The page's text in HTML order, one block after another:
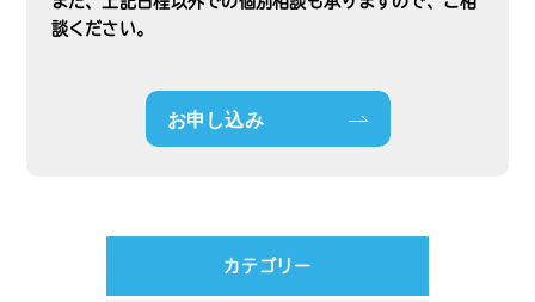
談ください。
お申し込み
カテゴリー